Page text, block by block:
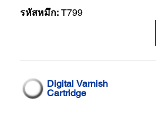
รหัสหมึก: T799
Digital Varnish
Cartridge